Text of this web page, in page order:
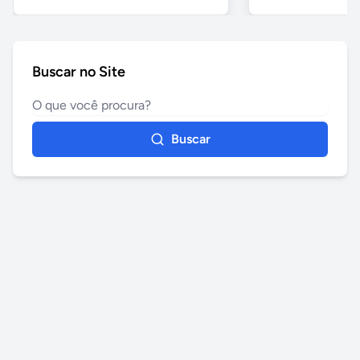
Buscar no Site
Buscar